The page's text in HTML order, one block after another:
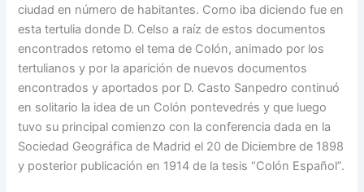
ciudad en número de habitantes. Como iba diciendo fue en
esta tertulia donde D. Celso a raíz de estos documentos
encontrados retomo el tema de Colón, animado por los
tertulianos y por la aparición de nuevos documentos
encontrados y aportados por D. Casto Sanpedro continuó
en solitario la idea de un Colón pontevedrés y que luego
tuvo su principal comienzo con la conferencia dada en la
Sociedad Geográfica de Madrid el 20 de Diciembre de 1898
y posterior publicación en 1914 de la tesis “Colón Español”.